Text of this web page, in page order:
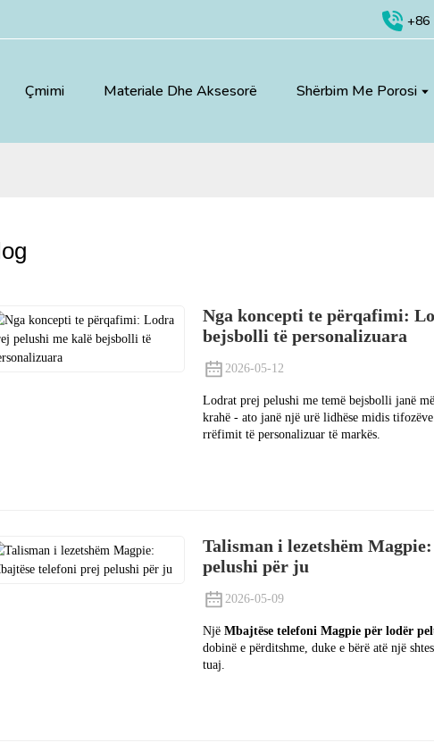
+86
Çmimi Materiale Dhe Aksesorë Shërbim Me Porosi
Nga koncepti te përqafimi:
bejsbolli të personalizuara
2026-05-12
Lodrat prej pelushi me temë bejsbolli janë
krahë - ato janë një urë lidhëse midis
rrëfimit të personalizuar të markës.
Talisman i lezetshëm
pelushi për ju
2026-05-09
Një Mbajtëse telefoni Magpie për lodër
dobinë e përditshme, duke e bërë atë një
tuaj.